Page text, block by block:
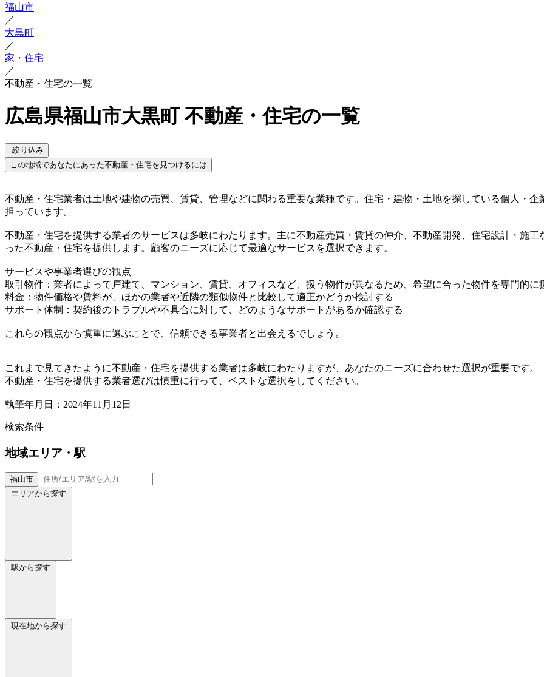
福山市
／
大黒町
／
家・住宅
／
不動産・住宅の一覧
広島県福山市大黒町 不動産・住宅の一覧
絞り込み
この地域であなたにあった不動産・住宅を見つけるには
不動産・住宅業者は土地や建物の売買、賃貸、管理などに関わる重要な業種です。住宅・建物・土地を探している個人・
担っています。
不動産・住宅を提供する業者のサービスは多岐にわたります。主に不動産売買・賃貸の仲介、不動産開発、住宅設計・施
った不動産・住宅を提供します。顧客のニーズに応じて最適なサービスを選択できます。
サービスや事業者選びの観点
取引物件：業者によって戸建て、マンション、賃貸、オフィスなど、扱う物件が異なるため、希望に合った物件を専門的に
料金：物件価格や賃料が、ほかの業者や近隣の類似物件と比較して適正かどうか検討する
サポート体制：契約後のトラブルや不具合に対して、どのようなサポートがあるか確認する
これらの観点から慎重に選ぶことで、信頼できる事業者と出会えるでしょう。
これまで見てきたように不動産・住宅を提供する業者は多岐にわたりますが、あなたのニーズに合わせた選択が重要です。
不動産・住宅を提供する業者選びは慎重に行って、ベストな選択をしてください。
執筆年月日：2024年11月12日
検索条件
地域エリア・駅
福山市
エリアから探す
駅から探す
現在地から探す